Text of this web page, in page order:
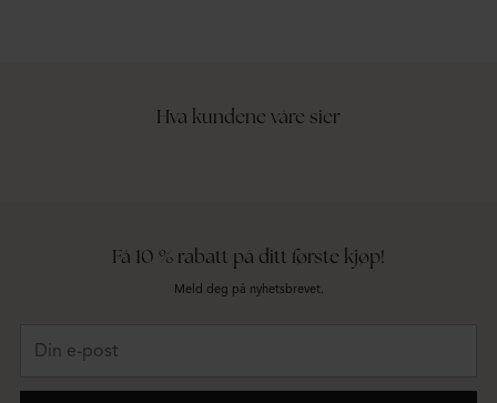
Hva kundene våre sier
Få 10 % rabatt på ditt første kjøp!
Meld deg på nyhetsbrevet.